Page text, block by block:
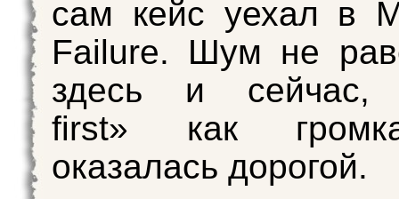
сам кейс уехал в
Failure. Шум не
здесь и
first» как
оказалась дорогой.